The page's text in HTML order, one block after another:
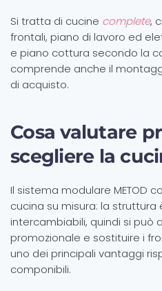
Si tratta di cucine complete,
frontali, piano di lavoro ed
e piano cottura secondo la
comprende anche il
di acquisto.
Cosa valutare
scegliere la
Il sistema modulare METOD
cucina su misura: la
intercambiabili, quindi si può
promozionale e sostituire i
uno dei principali vantaggi
componibili.